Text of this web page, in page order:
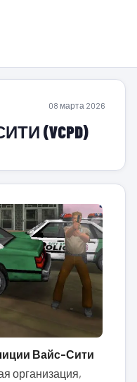
08 марта 2026
(VCPD)
Вайс-Сити
организация,